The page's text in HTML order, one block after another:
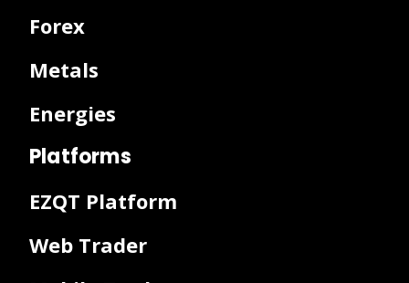
Forex
Metals
Energies
Platforms
EZQT Platform
Web Trader